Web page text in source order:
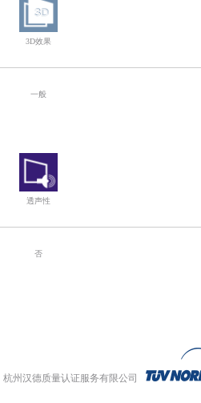
3D效果
一般
透声性
否
杭州汉德质量认证服务有限公司